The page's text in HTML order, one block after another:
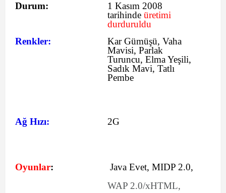
Durum:
1 Kasım 2008
tarihinde üretimi
durduruldu
Renkler:
Kar Gümüşü, Vaha
Mavisi, Parlak
Turuncu, Elma Yeşili,
Sadık Mavi, Tatlı
Pembe
Ağ Hızı: 2G
Oyunlar:
Java Evet, MIDP 2.0,
WAP 2.0/xHTML,